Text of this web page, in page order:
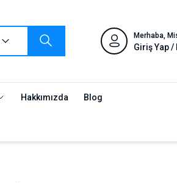
Merhaba,
Giriş Yap /
Hakkımızda Blog